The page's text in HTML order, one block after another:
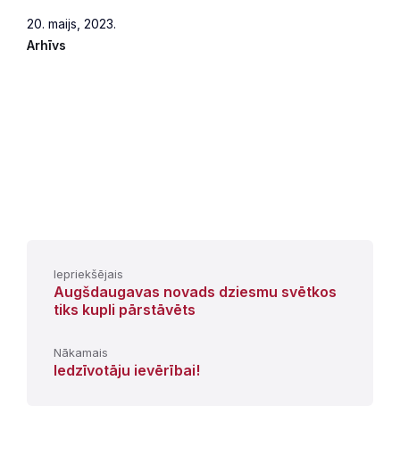
20. maijs, 2023.
Arhīvs
Iepriekšējais
Augšdaugavas novads dziesmu svētkos
tiks kupli pārstāvēts
Nākamais
Iedzīvotāju ievērībai!